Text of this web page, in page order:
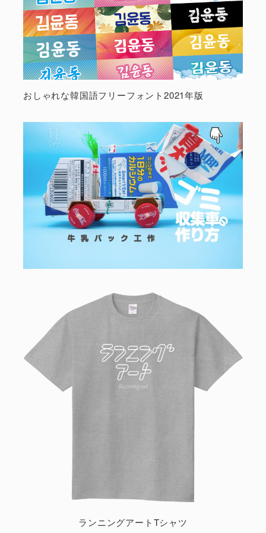
おしゃれな韓国語フリーフォント2021年版
ランニングアートTシャツ